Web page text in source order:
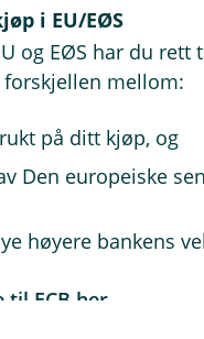
i EU/EØS
og EØS har du
mellom:
på ditt kjøp, og
Den europeiske
høyere bankens
ECB her.